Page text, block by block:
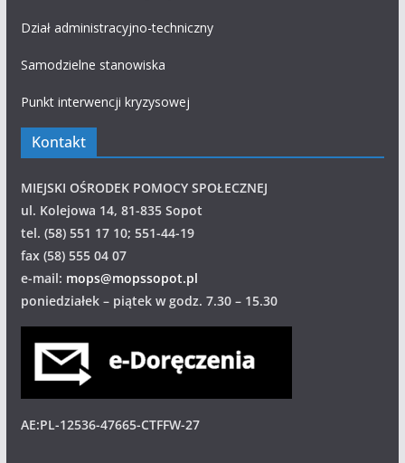
Dział administracyjno-techniczny
Samodzielne stanowiska
Punkt interwencji kryzysowej
Kontakt
MIEJSKI OŚRODEK POMOCY SPOŁECZNEJ
ul. Kolejowa 14, 81-835 Sopot
tel. (58) 551 17 10; 551-44-19
fax (58) 555 04 07
e-mail: mops@mopssopot.pl
poniedziałek – piątek w godz. 7.30 – 15.30
AE:PL-12536-47665-CTFFW-27